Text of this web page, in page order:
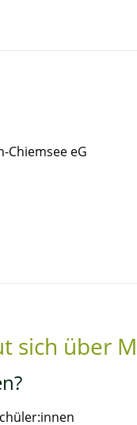
Chiemsee eG
sich über